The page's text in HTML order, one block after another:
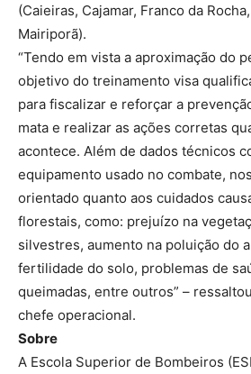
(Caieiras, Cajamar, Franco da
Mairiporã).
“Tendo em vista a aproximação do
objetivo do treinamento visa
para fiscalizar e reforçar a
mata e realizar as ações corretas
acontece. Além de dados técnicos
equipamento usado no combate,
orientado quanto aos cuidados
florestais, como: prejuízo na
silvestres, aumento na poluição do
fertilidade do solo, problemas de
queimadas, entre outros” –
chefe operacional.
Sobre
A Escola Superior de Bombeiros